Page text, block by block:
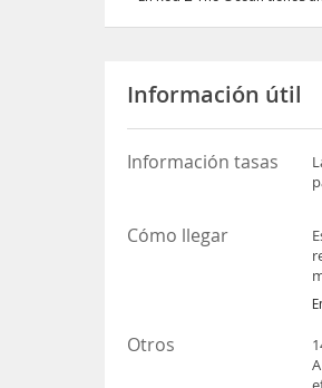
Información útil
Información tasas
Cómo llegar
Otros